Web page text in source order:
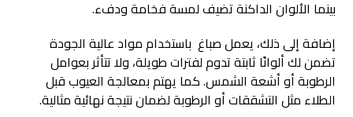
بينما الألوان الداكنة تضيف لمسة فخامة ودفء.
إضافة إلى ذلك، يعمل صباغ باستخدام مواد عالية الجودة
تضمن لك ألوانًا ثابتة تدوم لفترات طويلة، ولا تتأثر بعوامل
الرطوبة أو أشعة الشمس. كما يهتم بمعالجة العيوب قبل
الطلاء مثل التشققات أو الرطوبة لضمان نتيجة نهائية مثالية.